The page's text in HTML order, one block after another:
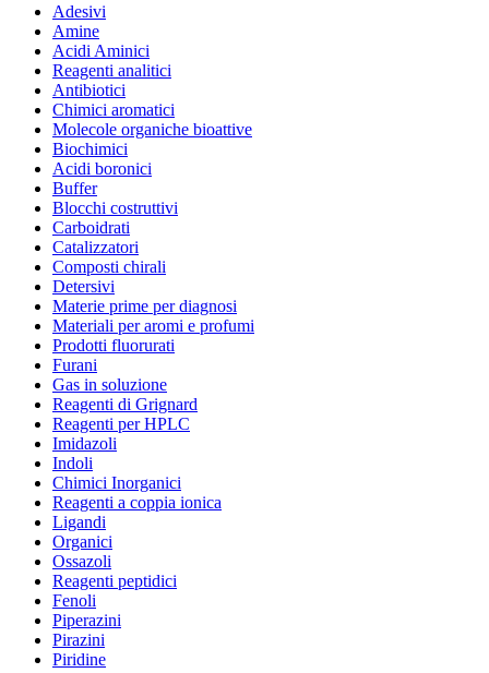
Adesivi
Amine
Acidi Aminici
Reagenti analitici
Antibiotici
Chimici aromatici
Molecole organiche bioattive
Biochimici
Acidi boronici
Buffer
Blocchi costruttivi
Carboidrati
Catalizzatori
Composti chirali
Detersivi
Materie prime per diagnosi
Materiali per aromi e profumi
Prodotti fluorurati
Furani
Gas in soluzione
Reagenti di Grignard
Reagenti per HPLC
Imidazoli
Indoli
Chimici Inorganici
Reagenti a coppia ionica
Ligandi
Organici
Ossazoli
Reagenti peptidici
Fenoli
Piperazini
Pirazini
Piridine